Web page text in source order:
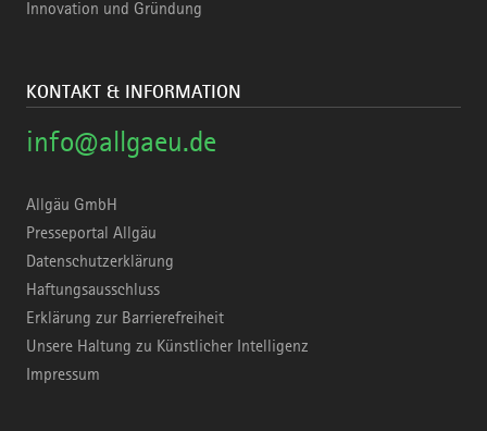
Innovation und Gründung
KONTAKT & INFORMATION
info@allgaeu.de
Allgäu GmbH
Presseportal Allgäu
Datenschutzerklärung
Haftungsausschluss
Erklärung zur Barrierefreiheit
Unsere Haltung zu Künstlicher Intelligenz
Impressum